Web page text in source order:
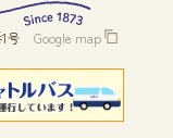
号
Google map